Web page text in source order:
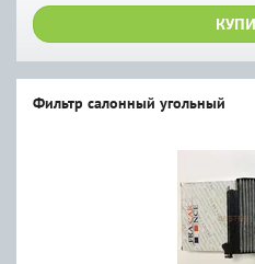
Фильтр салонный угольный